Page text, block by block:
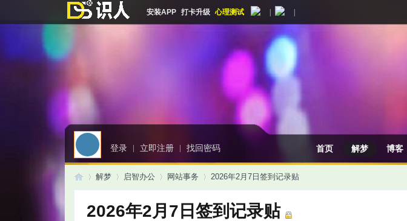
安装APP 打卡升级 心理测试
登录 | 立即注册 | 找回密码 首页 解梦 博客
解梦 启智办公 网站事务 2026年2月7日签到记录贴
2026年2月7日签到记录贴